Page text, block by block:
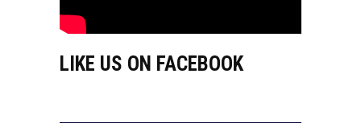
LIKE US ON FACEBOOK